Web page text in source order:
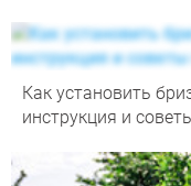
Как установить
инструкция и